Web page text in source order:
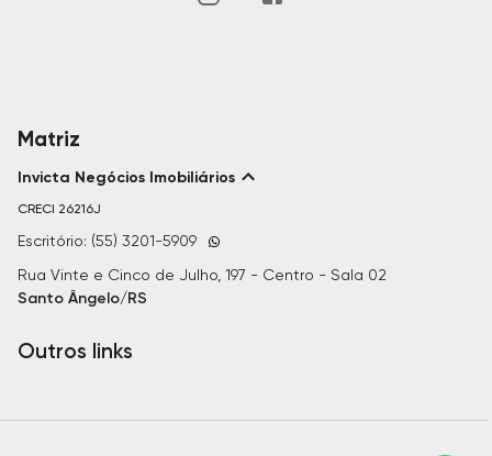
Matriz
Invicta Negócios Imobiliários
CRECI 26216J
Escritório: (55) 3201-5909
Rua Vinte e Cinco de Julho, 197 - Centro - Sala 02
Santo Ângelo/RS
Outros links